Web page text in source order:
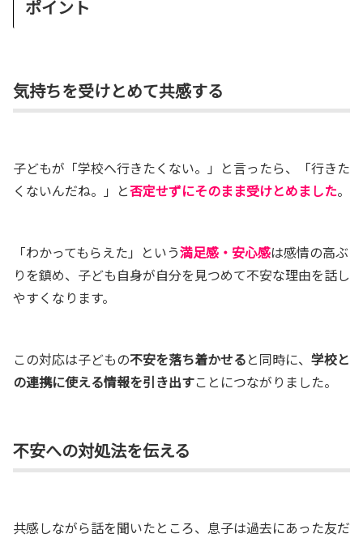
ポイント
気持ちを受けとめて共感する
子どもが「学校へ行きたくない。」と言ったら、「行きた
くないんだね。」と否定せずにそのまま受けとめました。
「わかってもらえた」という満足感・安心感は感情の高ぶ
りを鎮め、子ども自身が自分を見つめて不安な理由を話し
やすくなります。
この対応は子どもの不安を落ち着かせると同時に、 学校と
の連携に使える情報を引き出すことにつながりました。
不安への対処法を伝える
共感しながら話を聞いたところ、息子は過去にあった友だ